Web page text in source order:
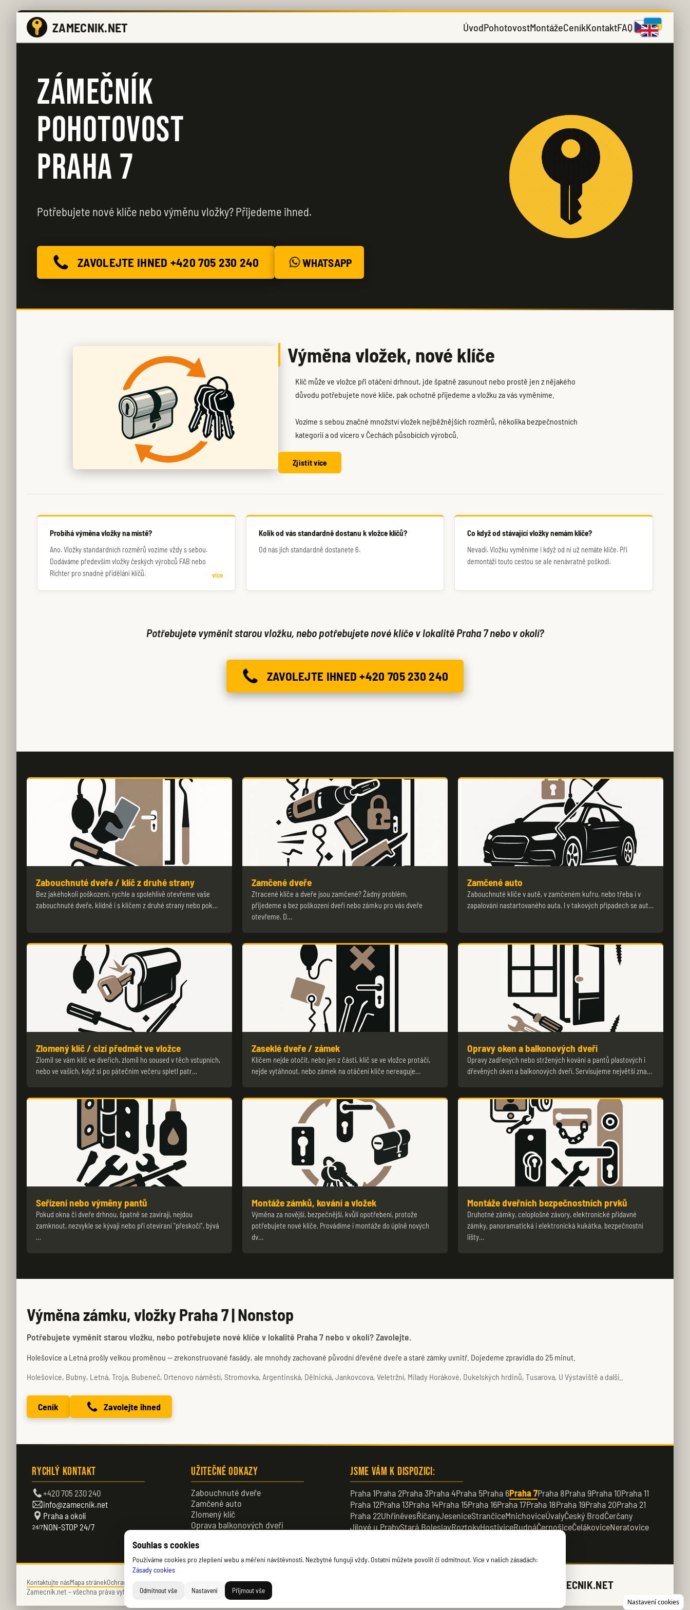
ZAMECNIK.NET ÚvodPohotovostMontážeCeníkKontaktFAQ
ZÁMEČNÍK
POHOTOVOST
PRAHA 7
Potřebujete nové klíče nebo výměnu vložky? Přijedeme ihned.
ZAVOLEJTE IHNED +420 705 230 240 WHATSAPP
Výměna vložek, nové klíče
Klíč může ve vložce při otáčení drhnout, jde špatně zasunout nebo prostě jen z nějakého
důvodu potřebujete nové klíče, pak ochotně přijedeme a vložku za vás vyměníme.
Vozíme s sebou značné množství vložek nejběžnějších rozměrů, několika bezpečnostních
kategorií a od vícero v Čechách působících výrobců.
Zjistit více
Probíhá výměna vložky na místě?
Ano. Vložky standardních rozměrů vozíme vždy s sebou.
Dodáváme především vložky českých výrobců FAB nebo
Richter pro snadné přidělání klíčů.
více
Kolik od vás standardně dostanu k vložce klíčů?
Od nás jich standardně dostanete 6.
Co když od stávající vložky nemám klíče?
Nevadí. Vložku vyměníme i když od ní už nemáte klíče. Při
demontáži touto cestou se ale nenávratně poškodí.
Potřebujete vyměnit starou vložku, nebo potřebujete nové klíče v lokalitě Praha 7 nebo v okolí?
ZAVOLEJTE IHNED +420 705 230 240
Zabouchnuté dveře / klíč z druhé strany
Bez jakéhokoli poškození, rychle a spolehlivě otevřeme vaše
zabouchnuté dveře, klidně i s klíčem z druhé strany nebo pok…
Zamčené dveře
Ztracené klíče a dveře jsou zamčené? Žádný problém,
přijedeme a bez poškození dveří nebo zámku pro vás dveře
otevřeme. D…
Zamčené auto
Zabouchnuté klíče v autě, v zamčeném kufru, nebo třeba i v
zapalování nastartovaného auta. I v takových případech se aut…
Zlomený klíč / cizí předmět ve vložce
Zlomil se vám klíč ve dveřích, zlomil ho soused v těch vstupních,
nebo ve vašich, když si po pátečním večeru spletl patr…
Zaseklé dveře / zámek
Klíčem nejde otočit, nebo jen z části, klíč se ve vložce protáčí,
nejde vytáhnout, nebo zámek na otáčení klíče nereaguje…
Opravy oken a balkonových dveří
Opravy zadřených nebo stržených kování a pantů plastových i
dřevěných oken a balkonových dveří. Servisujeme největší zna…
Seřízení nebo výměny pantů
Pokud okna či dveře drhnou, špatně se zavírají, nejdou
zamknout, nezvykle se kývají nebo při otevíraní "přeskočí", bývá
…
Montáže zámků, kování a vložek
Výměna za novější, bezpečnější, kvůli opotřebení, protože
potřebujete nové klíče. Provádíme i montáže do úplně nových
dv…
Montáže dveřních bezpečnostních prvků
Druhotné zámky, celoplošné závory, elektronické přídavné
zámky, panoramatická i elektronická kukátka, bezpečnostní
lišty…
Výměna zámku, vložky Praha 7 | Nonstop
Potřebujete vyměnit starou vložku, nebo potřebujete nové klíče v lokalitě Praha 7 nebo v okolí? Zavolejte.
Holešovice a Letná prošly velkou proměnou — zrekonstruované fasády, ale mnohdy zachované původní dřevěné dveře a staré zámky uvnitř. Dojedeme zpravidla do 25 minut.
Holešovice, Bubny, Letná, Troja, Bubeneč, Ortenovo náměstí, Stromovka, Argentinská, Dělnická, Jankovcova, Veletržní, Milady Horákové, Dukelských hrdinů, Tusarova, U Výstaviště a další..
Ceník Zavolejte ihned
Rychlý kontakt
+420 705 230 240
info@zamecnik.net
Praha a okolí
NON-STOP 24/7
Užitečné odkazy
Zabouchnuté dveře
Zamčené auto
Zlomený klíč
Oprava balkonových dveří
Jsme vám k dispozici:
Praha 1Praha 2Praha 3Praha 4Praha 5Praha 6Praha 7Praha 8Praha 9Praha 10Praha 11
Praha 12Praha 13Praha 14Praha 15Praha 16Praha 17Praha 18Praha 19Praha 20Praha 21
Praha 22UhříněvesŘíčanyJeseniceStrančiceMnichoviceÚvalyČeský BrodČerčany
Jílové u PrahyStará BoleslavRoztokyHostiviceRudnáČernošiceČelákoviceNeratovice
Kontaktujte násMapa stránekOchrana soukromí
Zamecnik.net –všechna práva vyhrazena – © 2026 – Daniel Němec.
ZAMECNIK.NET
Souhlas s cookies
Používáme cookies pro zlepšení webu a měření návštěvnosti. Nezbytné fungují vždy. Ostatní můžete povolit či odmítnout. Více v našich zásadách:
Zásady cookies
Odmítnout vše Nastavení Přijmout vše
Nastavení cookies